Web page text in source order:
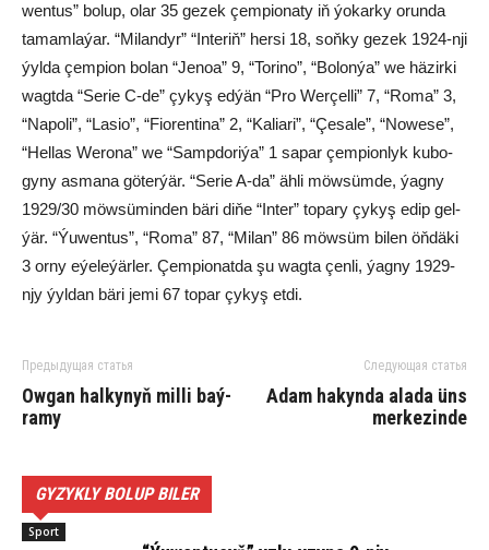
wen­tus” bo­lup, olar 35 ge­zek çem­pio­na­ty iň ýo­kar­ky orun­da
ta­mam­la­ýar. “Mi­lan­dyr” “In­te­riň” her­si 18, soň­ky ge­zek 1924-nji
ýyl­da çem­pi­on bo­lan “Je­noa” 9, “To­ri­no”, “Bo­lon­ýa” we hä­zir­ki
wagt­da “Se­rie C-de” çy­kyş ed­ýän “Pro Wer­çel­li” 7, “Ro­ma” 3,
“Na­po­li”, “La­sio”, “Fio­ren­ti­na” 2, “Ka­lia­ri”, “Çe­sa­le”, “No­we­se”,
“Hel­las We­ro­na” we “Samp­do­ri­ýa” 1 sa­par çem­pi­on­lyk ku­bo­
gy­ny as­ma­na gö­ter­ýär. “Se­rie A-da” äh­li möw­süm­de, ýag­ny
1929/30 möw­sü­min­den bä­ri di­ňe “In­ter” to­pa­ry çy­kyş edip gel­
ýär. “Ýu­wen­tus”, “Ro­ma” 87, “Mi­lan” 86 möw­süm bi­len öň­dä­ki
3 or­ny eýe­le­ýär­ler. Çem­pio­nat­da şu wag­ta çen­li, ýag­ny 1929-
njy ýyl­dan bä­ri je­mi 67 to­par çy­kyş et­di.
Предыдущая статья
Ow­gan hal­ky­nyň mil­li baý­
ra­my
Следующая статья
Adam hakyn­da ala­da üns
mer­kezin­de
GYZYKLY BOLUP BILER
Sport